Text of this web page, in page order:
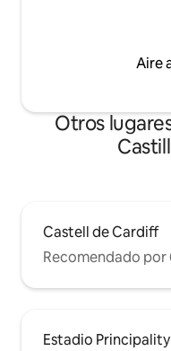
Aire
Otros
Castell de Cardiff
Recomendado por
Estadio Principality